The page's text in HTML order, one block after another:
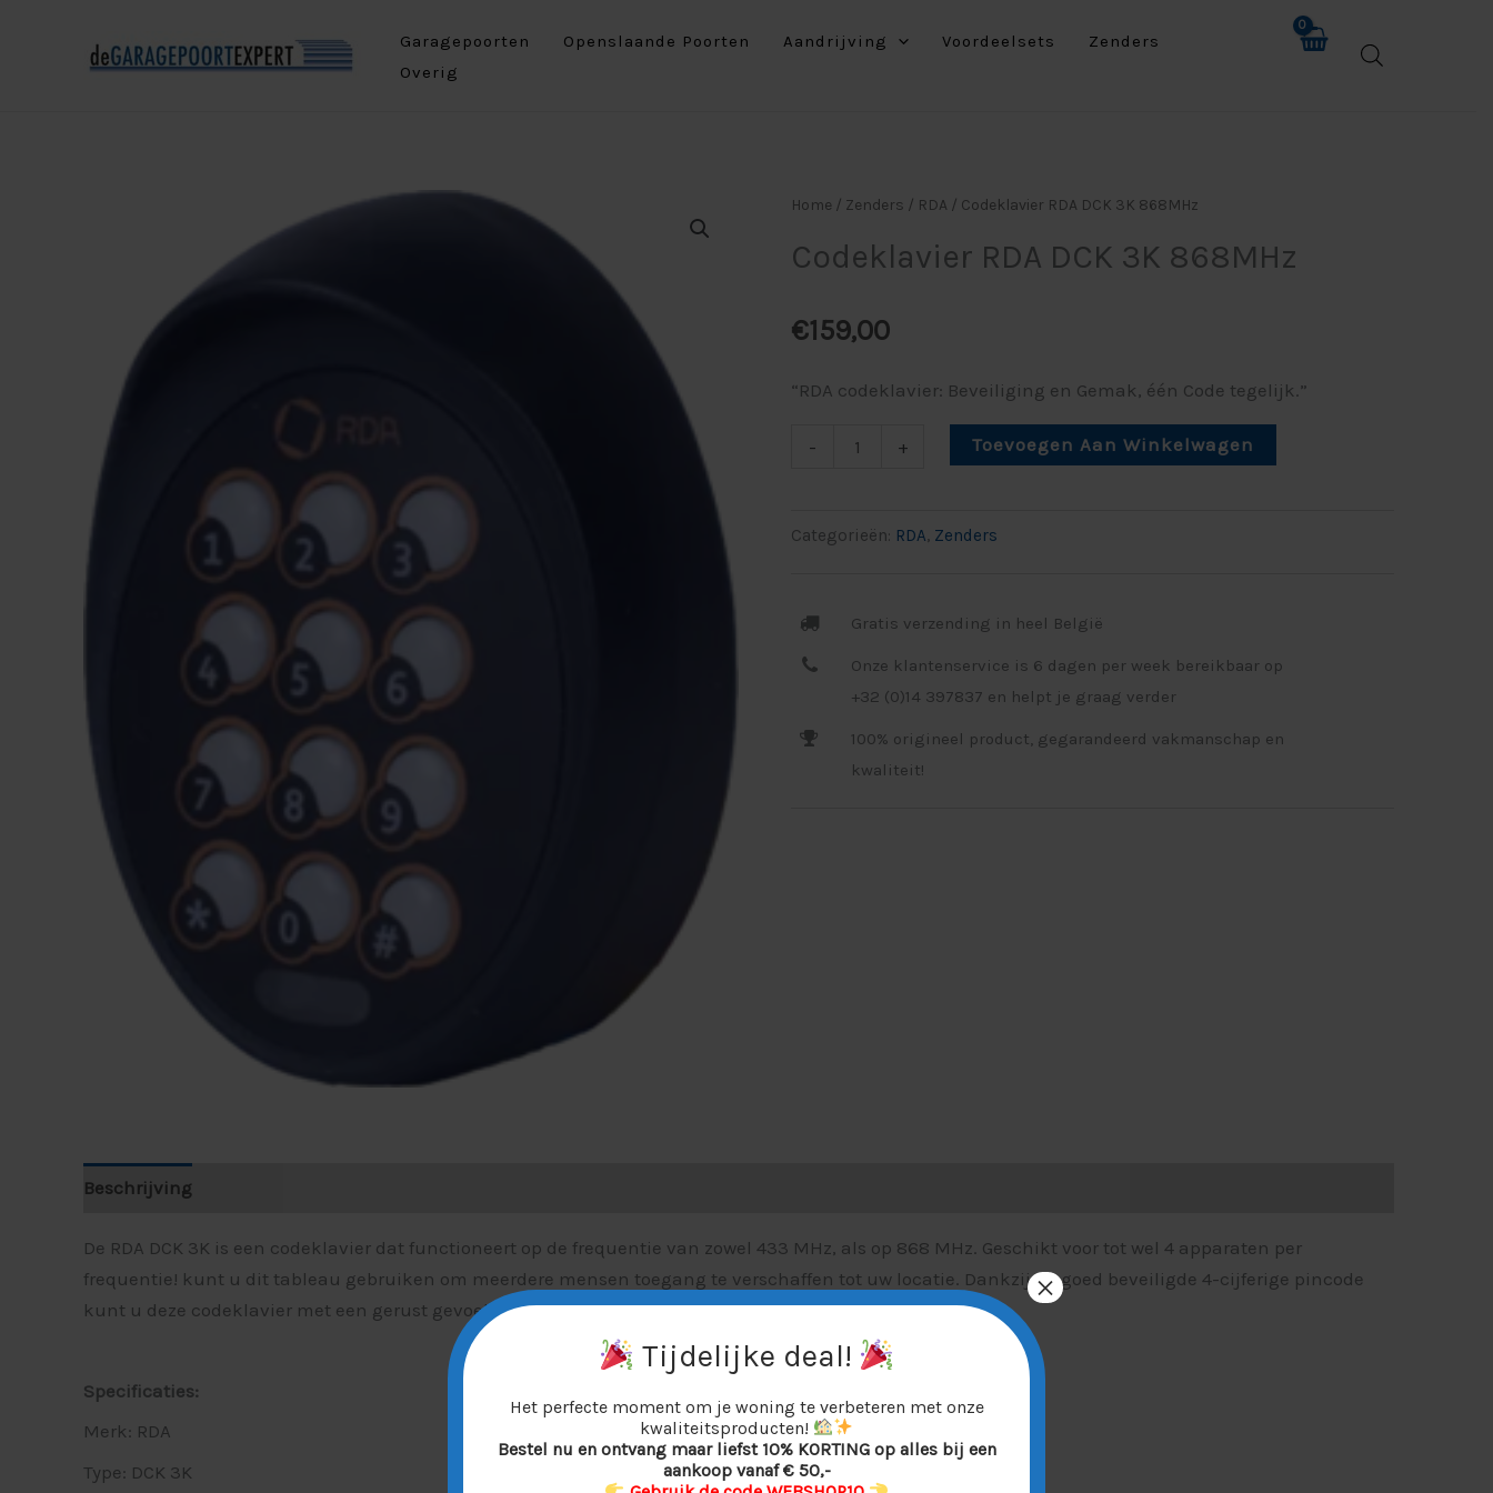
Garagepoorten Openslaande Poorten Aandrijving Voordeelsets
Zenders
Overig
Home / Zenders / RDA / Codeklavier RDA DCK 3K 868MHz
Codeklavier RDA DCK 3K 868MHz
€159,00
“RDA codeklavier: Beveiliging en Gemak, één Code tegelijk.”
-
Codeklavier
DCK
868MHz
+ Toevoegen Aan Winkelwagen
Categorieën: RDA, Zenders
Gratis verzending in heel België
Onze klantenservice is 6 dagen per week bereikbaar op
+32 (0)14 397837 en helpt je graag verder
100% origineel product, gegarandeerd vakmanschap en
kwaliteit!
Beschrijving
De RDA DCK 3K is een codeklavier dat functioneert op de frequentie van zowel 433 MHz, als op 868 MHz. Geschikt voor tot wel 4 apparaten per
frequentie! kunt u dit tableau gebruiken om meerdere mensen toegang te verschaffen tot uw locatie. Dankzij de goed beveiligde 4-cijferige pincode
kunt u deze codeklavier met een gerust gevoel toevoegen aan uw installatie.
Specificaties:
Merk: RDA
Type: DCK 3K
Tijdelijke deal!
Het perfecte moment om je woning te verbeteren met onze
kwaliteitsproducten!
Bestel nu en ontvang maar liefst 10% KORTING op alles bij een
aankoop vanaf € 50,-
×